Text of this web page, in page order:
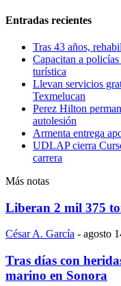
Entradas recientes
Tras 43 años,
Capacitan a
turística
Llevan servicios
Texmelucan
Perez Hilton
autolesión
Armenta entrega
UDLAP cierra
carrera
Más notas
Liberan 2 mil 375
César A. García - agosto
Tras días con
marino en Sonora